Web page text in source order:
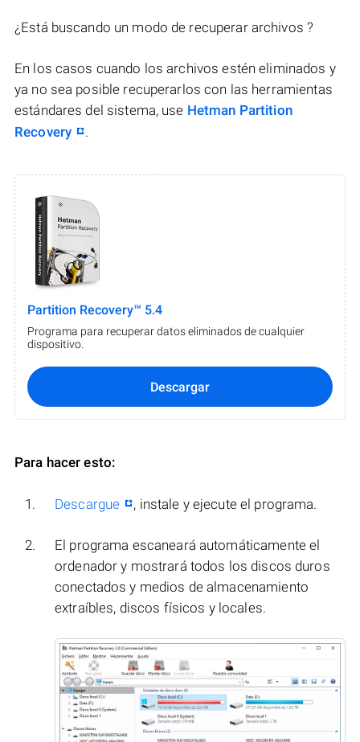
¿Está buscando un modo de recuperar archivos ?
En los casos cuando los archivos estén eliminados y
ya no sea posible recuperarlos con las herramientas
estándares del sistema, use Hetman Partition
Recovery
.
Partition Recovery™ 5.4
Programa para recuperar datos eliminados de cualquier
dispositivo.
Descargar
Para hacer esto:
Descargue , instale y ejecute el programa.
El programa escaneará automáticamente el
ordenador y mostrará todos los discos duros
conectados y medios de almacenamiento
extraíbles, discos físicos y locales.